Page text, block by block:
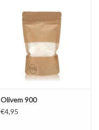
Olivem 900
€4,95